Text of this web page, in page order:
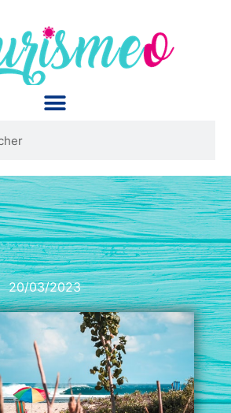
20/03/2023